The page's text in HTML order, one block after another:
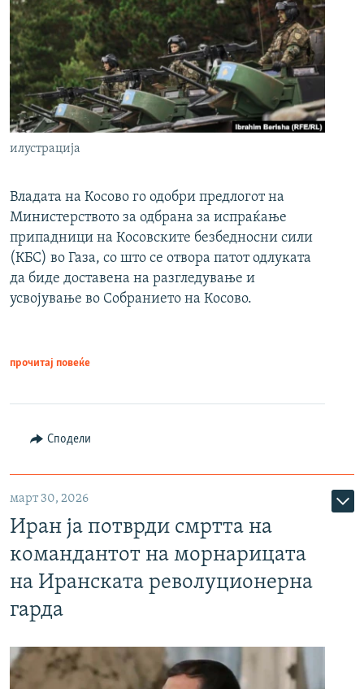
илустрација
Владата на Косово го одобри предлогот на
Министерството за одбрана за испраќање
припадници на Косовските безбедносни сили
(КБС) во Газа, со што се отвора патот одлуката
да биде доставена на разгледување и
усвојување во Собранието на Косово.
прочитај повеќе
Сподели
март 30, 2026
Иран ја потврди смртта на
командантот на морнарицата
на Иранската револуционерна
гарда